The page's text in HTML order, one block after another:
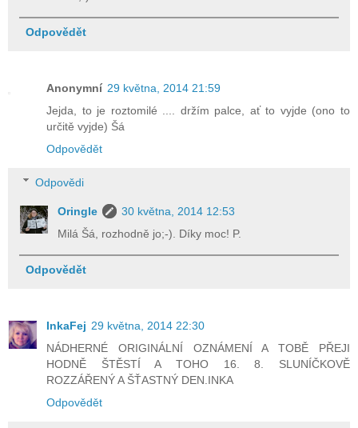
Odpovědět
Anonymní 29 května, 2014 21:59
Jejda, to je roztomilé .... držím palce, ať to vyjde (ono to
určitě vyjde) Šá
Odpovědět
Odpovědi
Oringle
30 května, 2014 12:53
Milá Šá, rozhodně jo;-). Díky moc! P.
Odpovědět
InkaFej 29 května, 2014 22:30
NÁDHERNÉ ORIGINÁLNÍ OZNÁMENÍ A TOBĚ PŘEJI
HODNĚ ŠTĚSTÍ A TOHO 16. 8. SLUNÍČKOVĚ
ROZZÁŘENÝ A ŠŤASTNÝ DEN.INKA
Odpovědět